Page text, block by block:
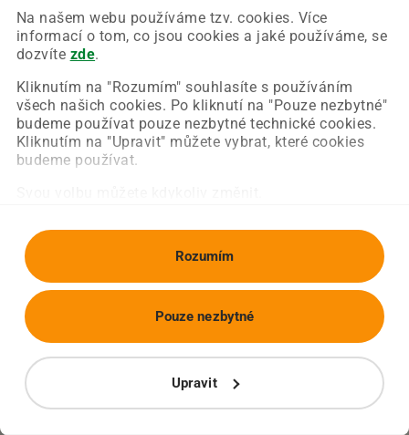
Na našem webu používáme tzv. cookies. Více
informací o tom, co jsou cookies a jaké používáme, se
dozvíte zde.
Kliknutím na "Rozumím" souhlasíte s používáním
všech našich cookies. Po kliknutí na "Pouze nezbytné"
budeme používat pouze nezbytné technické cookies.
Kliknutím na "Upravit" můžete vybrat, které cookies
budeme používat.
Rozumím
Upravit
Pouze nezbytné
Chyba nastala na naší straně a už ji opravujeme.
Zkuste prosím znovu načíst požadovanou stránku.
Obnovit stránku Úvodní strana